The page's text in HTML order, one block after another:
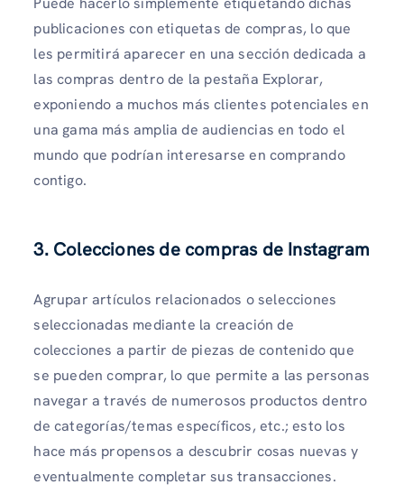
publicaciones con etiquetas de compras, lo que
les permitirá aparecer en una sección dedicada a
las compras dentro de la pestaña Explorar,
exponiendo a muchos más clientes potenciales en
una gama más amplia de audiencias en todo el
mundo que podrían interesarse en comprando
contigo.
3. Colecciones de compras de Instagram
Agrupar artículos relacionados o selecciones
seleccionadas mediante la creación de
colecciones a partir de piezas de contenido que
se pueden comprar, lo que permite a las personas
navegar a través de numerosos productos dentro
de categorías/temas específicos, etc.; esto los
hace más propensos a descubrir cosas nuevas y
eventualmente completar sus transacciones.